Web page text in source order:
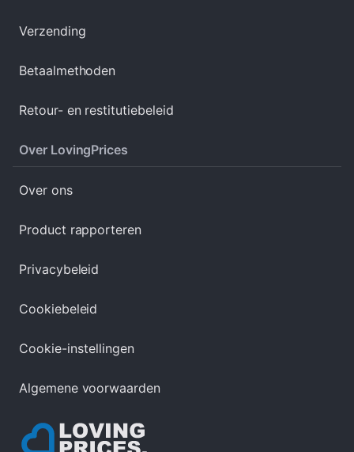
Verzending
Betaalmethoden
Retour- en restitutiebeleid
Over LovingPrices
Over ons
Product rapporteren
Privacybeleid
Cookiebeleid
Cookie-instellingen
Algemene voorwaarden